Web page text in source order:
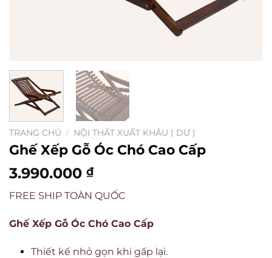
TRANG CHỦ / NỘI THẤT XUẤT KHẨU ( DƯ )
Ghế Xếp Gỗ Óc Chó Cao Cấp
3.990.000 ₫
FREE SHIP TOÀN QUỐC
Ghế Xếp Gỗ Óc Chó Cao Cấp
Thiết kế nhỏ gọn khi gấp lại.